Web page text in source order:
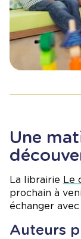
Une
La librairie Le
prochain à
échanger
Auteurs